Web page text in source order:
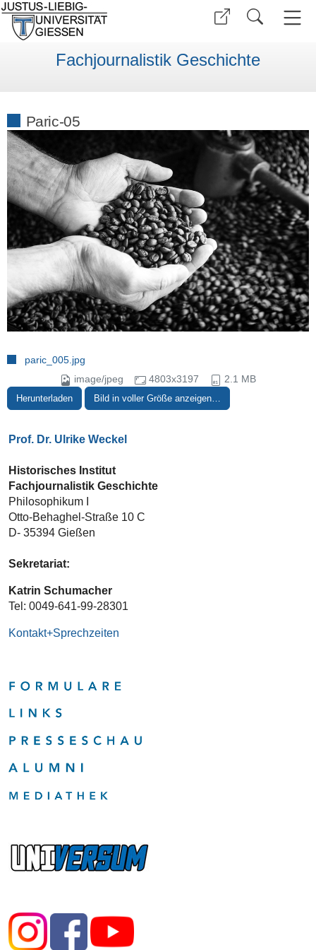
Fachjournalistik Geschichte
Paric-05
paric_005.jpg
image/jpeg
4803x3197 2.1 MB
Herunterladen Bild in voller Größe anzeigen…
Prof. Dr. Ulrike Weckel
Historisches Institut
Fachjournalistik Geschichte
Philosophikum I
Otto-Behaghel-Straße 10 C
D- 35394 Gießen
Sekretariat:
Katrin Schumacher
Tel: 0049-641-99-28301
Kontakt+Sprechzeiten